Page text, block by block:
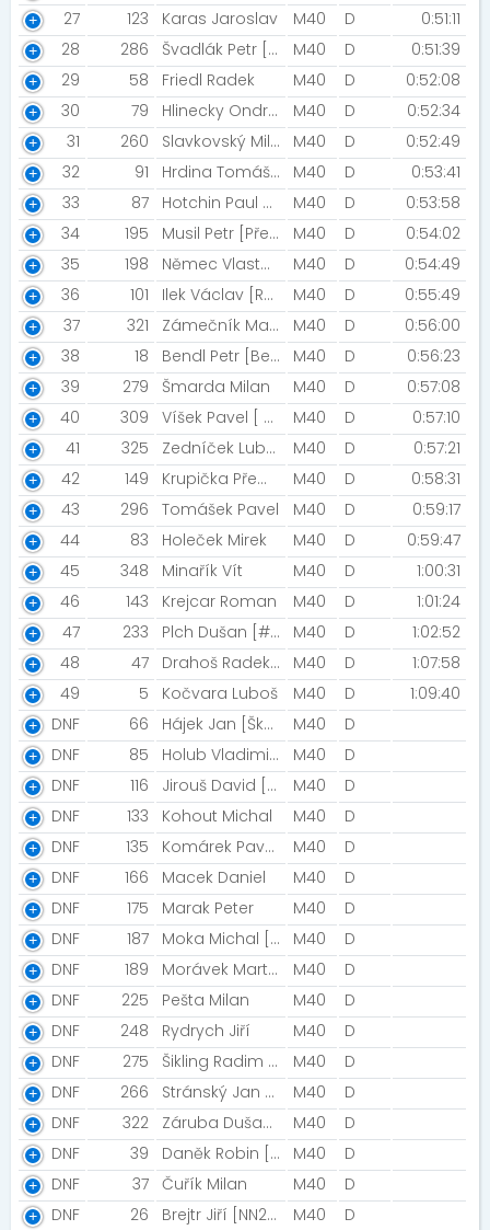
27
123 Karas Jaroslav M40 D
0:51:11
28
286 Švadlák Petr [Svídnický Extrém Team] M40 D
0:51:39
29
58 Friedl Radek M40 D
0:52:08
30
79 Hlinecky Ondrej [NN2020] M40 D
0:52:34
31
260 Slavkovský Milan [dum spiro] M40 D
0:52:49
32
91 Hrdina Tomáš [The Heroes] M40 D
0:53:41
33
87 Hotchin Paul Simon M40 D
0:53:58
34
195 Musil Petr [Předměřice nad Labem] M40 D
0:54:02
35
198 Němec Vlasta [Mimoň team] M40 D
0:54:49
36
101 Ilek Václav [Rychlé Šípy] M40 D
0:55:49
37
321 Zámečník Martin M40 D
0:56:00
38
18 Bendl Petr [Bendlíci] M40 D
0:56:23
39
279 Šmarda Milan M40 D
0:57:08
40
309 Víšek Pavel [ #GLADIATORRACETEAM] M40 D
0:57:10
41
325 Zedníček Luboš [Luze] M40 D
0:57:21
42
149 Krupička Přemysl [NN2020] M40 D
0:58:31
43
296 Tomášek Pavel M40 D
0:59:17
44
83 Holeček Mirek M40 D
0:59:47
45
348 Minařík Vít M40 D
1:00:31
46
143 Krejcar Roman M40 D
1:01:24
47
233 Plch Dušan [#GLADIATORRACETEAM] M40 D
1:02:52
48
47 Drahoš Radek [To dáme!] M40 D
1:07:58
49
5 Kočvara Luboš M40 D
1:09:40
DNF
66 Hájek Jan [Škvorecké běhny] M40
D
DNF
85 Holub Vladimir [Spartan] M40
D
DNF
116 Jirouš David [KADADO] M40
D
DNF
133 Kohout Michal M40
D
DNF
135 Komárek Pavel [NN2020] M40
D
DNF
166 Macek Daniel M40
D
DNF
175 Marak Peter M40
D
DNF
187 Moka Michal [MTBC i-bike Sokol Chrudim] M40
D
DNF
189 Morávek Martin M40
D
DNF
225 Pešta Milan M40
D
DNF
248 Rydrych Jiří M40
D
DNF
275 Šikling Radim [NN2020] M40
D
DNF
266 Stránský Jan [Přívrat Run Club] M40
D
DNF
322 Záruba Dušan [Trutnov ] M40
D
DNF
39 Daněk Robin [Přišel jsem si to hlavně užít] M40
D
DNF
37 Čuřík Milan M40
D
DNF
26 Brejtr Jiří [NN2021] M40 D